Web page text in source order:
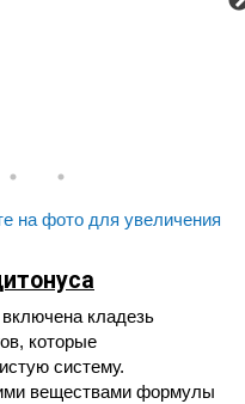
на фото для увеличения
кладезь
которые
систему.
веществами формулы